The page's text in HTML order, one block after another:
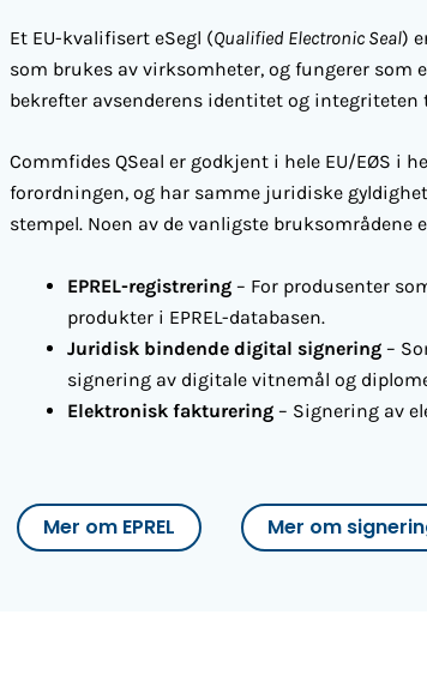
Et EU-kvalifisert eSegl (Qualified Electronic Seal)
som brukes av virksomheter, og fungerer som
bekrefter avsenderens identitet og integriteten
Commfides QSeal er godkjent i hele EU/EØS i
forordningen, og har samme juridiske
stempel. Noen av de vanligste bruksområdene
EPREL-registrering – For produsenter
produkter i EPREL-databasen.
Juridisk bindende digital signering –
signering av digitale vitnemål og
Elektronisk fakturering – Signering av
Mer om EPREL Mer om